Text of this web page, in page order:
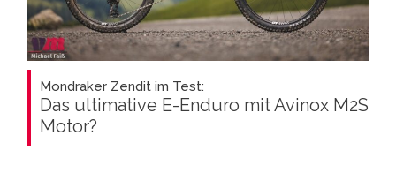
Mondraker Zendit im Test:
Das ultimative E-Enduro mit Avinox M2S
Motor?